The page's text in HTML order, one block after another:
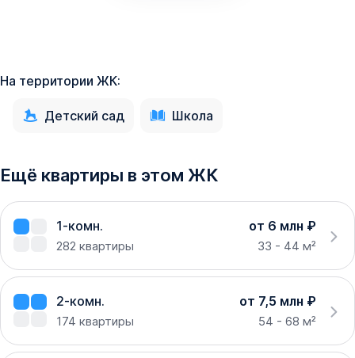
На территории ЖК:
Детский сад Школа
Ещё квартиры в этом ЖК
1-комн. от 6 млн ₽
282 квартиры 33 - 44 м²
2-комн. от 7,5 млн ₽
174 квартиры 54 - 68 м²